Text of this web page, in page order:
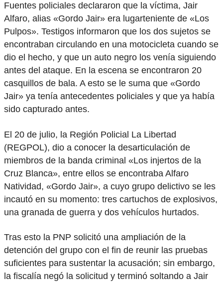
Fuentes policiales declararon que la víctima, Jair
Alfaro, alias «Gordo Jair» era lugarteniente de «Los
Pulpos». Testigos informaron que los dos sujetos se
encontraban circulando en una motocicleta cuando se
dio el hecho, y que un auto negro los venía siguiendo
antes del ataque. En la escena se encontraron 20
casquillos de bala. A esto se le suma que «Gordo
Jair» ya tenía antecedentes policiales y que ya había
sido capturado antes.
El 20 de julio, la Región Policial La Libertad
(REGPOL), dio a conocer la desarticulación de
miembros de la banda criminal «Los injertos de la
Cruz Blanca», entre ellos se encontraba Alfaro
Natividad, «Gordo Jair», a cuyo grupo delictivo se les
incautó en su momento: tres cartuchos de explosivos,
una granada de guerra y dos vehículos hurtados.
Tras esto la PNP solicitó una ampliación de la
detención del grupo con el fin de reunir las pruebas
suficientes para sustentar la acusación; sin embargo,
la fiscalía negó la solicitud y terminó soltando a Jair